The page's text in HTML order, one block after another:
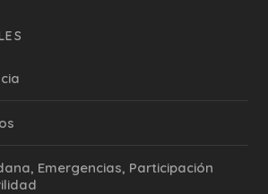
Emergencias, Participación